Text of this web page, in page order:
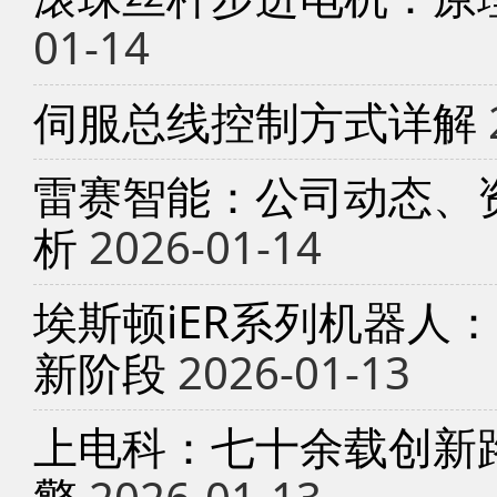
01-14
伺服总线控制方式详解
雷赛智能：公司动态
析 2026-01-14
埃斯顿iER系列机器人
新阶段 2026-01-13
上电科：七十余载创